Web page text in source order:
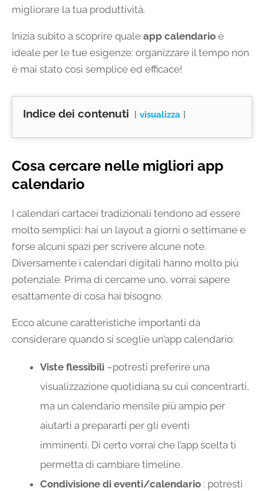
migliorare la tua produttività.
Inizia subito a scoprire quale app calendario è
ideale per le tue esigenze: organizzare il tempo non
è mai stato così semplice ed efficace!
Indice dei contenuti visualizza
Cosa cercare nelle migliori app
calendario
I calendari cartacei tradizionali tendono ad essere
molto semplici: hai un layout a giorni o settimane e
forse alcuni spazi per scrivere alcune note.
Diversamente i calendari digitali hanno molto più
potenziale. Prima di cercarne uno, vorrai sapere
esattamente di cosa hai bisogno.
Ecco alcune caratteristiche importanti da
considerare quando si sceglie un’app calendario:
Viste flessibili –potresti preferire una
visualizzazione quotidiana su cui concentrarti,
ma un calendario mensile più ampio per
aiutarti a prepararti per gli eventi
imminenti. Di certo vorrai che l’app scelta ti
permetta di cambiare timeline.
Condivisione di eventi/calendario : potresti